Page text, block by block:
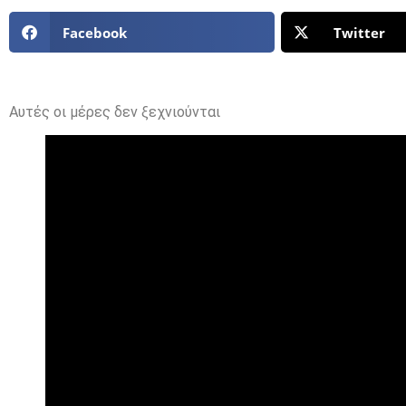
Facebook Twitter
Αυτές οι μέρες δεν ξεχνιούνται